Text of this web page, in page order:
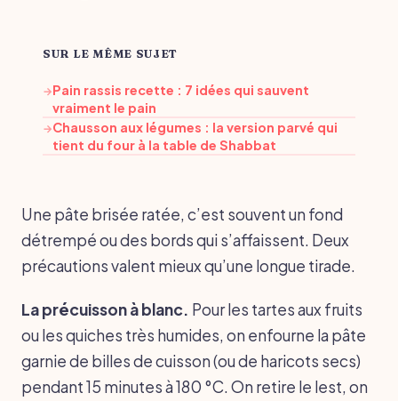
SUR LE MÊME SUJET
→Pain rassis recette : 7 idées qui sauvent
vraiment le pain
→Chausson aux légumes : la version parvé qui
tient du four à la table de Shabbat
Une pâte brisée ratée, c’est souvent un fond
détrempé ou des bords qui s’affaissent. Deux
précautions valent mieux qu’une longue tirade.
La précuisson à blanc. Pour les tartes aux fruits
ou les quiches très humides, on enfourne la pâte
garnie de billes de cuisson (ou de haricots secs)
pendant 15 minutes à 180 °C. On retire le lest, on